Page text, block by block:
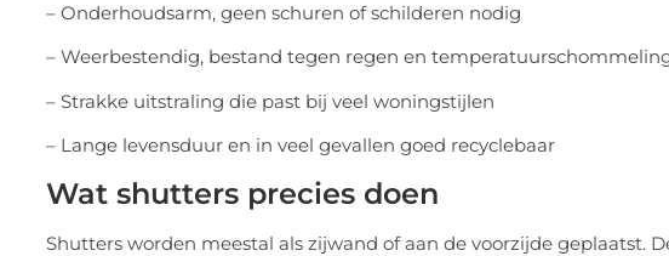
– Onderhoudsarm, geen schuren of schilderen nodig
– Weerbestendig, bestand tegen regen en
– Strakke uitstraling die past bij veel woningstijlen
– Lange levensduur en in veel gevallen goed recyclebaar
Wat shutters precies doen
Shutters worden meestal als zijwand of aan de voorzijde geplaatst.